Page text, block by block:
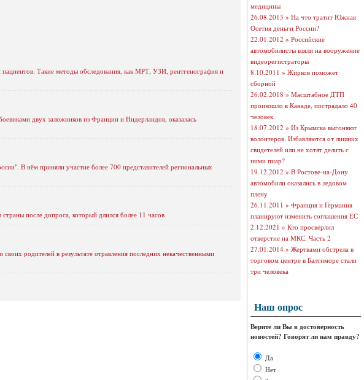
пациентов. Такие методы обследования, как МРТ, УЗИ, рентгенография и
двух заложников из Франции и Нидерландов, оказалась
В нём приняли участие более 700 представителей региональных
после допроса, который длился более 11 часов
родителей в результате отравления последних некачественными
медицины
26.08.2013 » На что тратит Южная
Осетия деньги России?
22.01.2012 » Российские
автомобилисты взяли на вооружение
видеорегистраторы
8.10.2011 » Жирков поможет
сборной
26.02.2018 » Масштабное ДТП
произошло в Канаде, пострадало 40
человек
18.07.2012 » Из Крымска выгоняют
волонтеров. Избавляются от лишних
свидетелей или не хотят делить с
ними пиар?
19.12.2012 » В Ростове-на-Дону
автомобили оказались в ледовом
плену
26.11.2011 » Франция и Германия
планируют изменить соглашения ЕС
2.12.2021 » Кто просверлил
отверстие на МКС. Часть 2
27.01.2014 » Жертвами обстрела в
торговом центре в Балтиморе стали
три человека
Наш опрос
Верите ли Вы в достоверность
новостей? Говорят ли нам правду?
Да
Нет